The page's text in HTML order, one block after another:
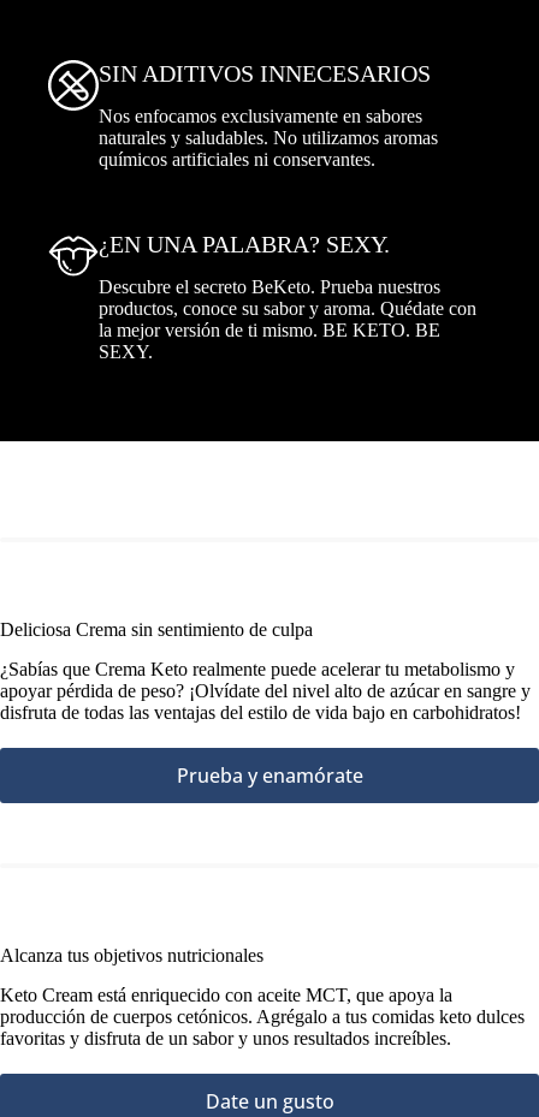
SIN ADITIVOS INNECESARIOS
Nos enfocamos exclusivamente en sabores
naturales y saludables. No utilizamos aromas
químicos artificiales ni conservantes.
¿EN UNA PALABRA? SEXY.
Descubre el secreto BeKeto. Prueba nuestros
productos, conoce su sabor y aroma. Quédate con
la mejor versión de ti mismo. BE KETO. BE
SEXY.
Deliciosa Crema sin sentimiento de culpa
¿Sabías que Crema Keto realmente puede acelerar tu metabolismo y
apoyar pérdida de peso? ¡Olvídate del nivel alto de azúcar en sangre y
disfruta de todas las ventajas del estilo de vida bajo en carbohidratos!
Prueba y enamórate
Alcanza tus objetivos nutricionales
Keto Cream está enriquecido con aceite MCT, que apoya la
producción de cuerpos cetónicos. Agrégalo a tus comidas keto dulces
favoritas y disfruta de un sabor y unos resultados increíbles.
Date un gusto